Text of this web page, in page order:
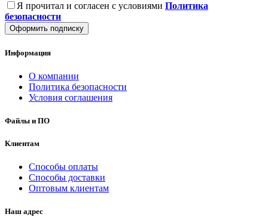
Я прочитал и согласен с условиями Политика
безопасности
Оформить подписку
Информация
О компании
Политика безопасности
Условия соглашения
Файлы и ПО
Клиентам
Способы оплаты
Способы доставки
Оптовым клиентам
Наш адрес